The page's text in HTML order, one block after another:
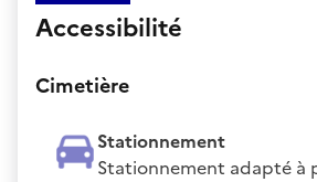
Accessibilité
Cimetière
Stationnement
Stationnement adapté à